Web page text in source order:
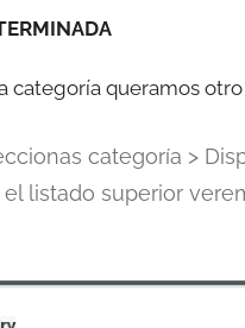
categoría queramos
categoría >
listado superior